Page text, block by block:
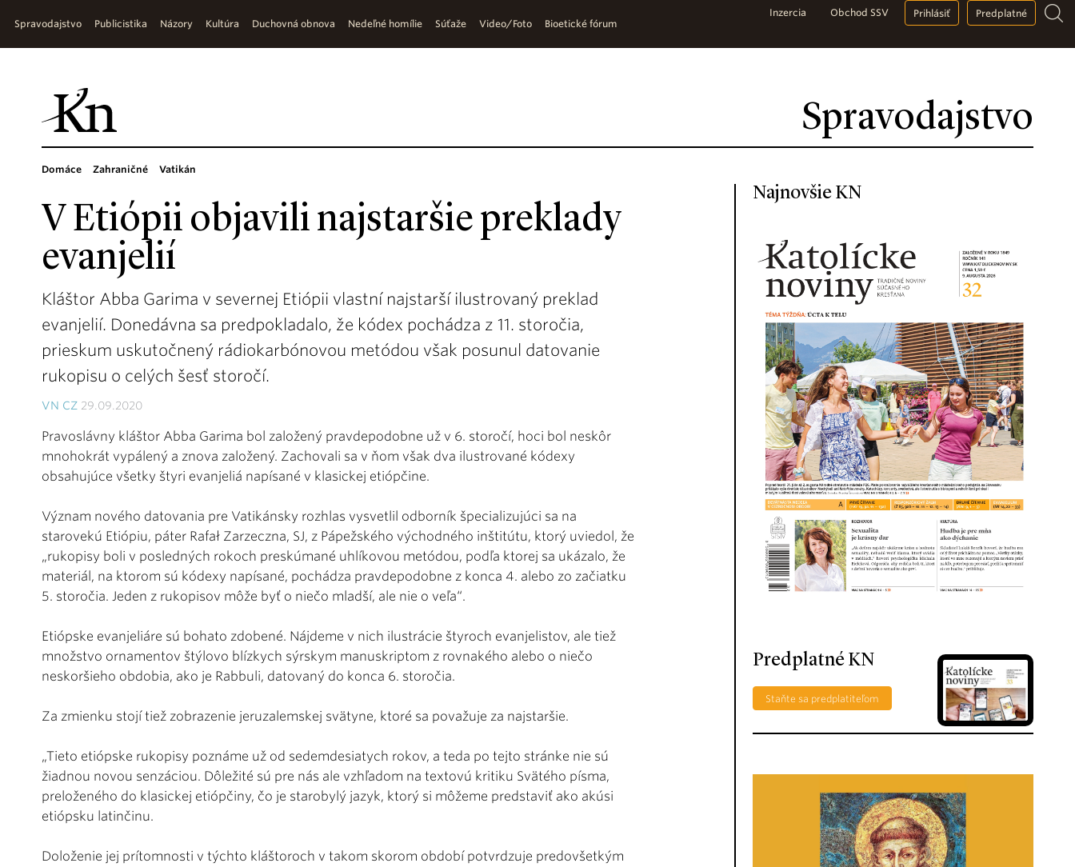
Spravodajstvo
Spravodajstvo Publicistika Názory Kultúra Duchovná obnova Nedeľné homílie Súťaže Video/Foto Bioetické fórum
Inzercia Obchod SSV Prihlásiť Predplatné
Domáce Zahraničné Vatikán
V Etiópii objavili najstaršie preklady
evanjelií
Kláštor Abba Garima v severnej Etiópii vlastní najstarší ilustrovaný preklad
evanjelií. Donedávna sa predpokladalo, že kódex pochádza z 11. storočia,
prieskum uskutočnený rádiokarbónovou metódou však posunul datovanie
rukopisu o celých šesť storočí.
VN CZ 29.09.2020
Pravoslávny kláštor Abba Garima bol založený pravdepodobne už v 6. storočí, hoci bol neskôr
mnohokrát vypálený a znova založený. Zachovali sa v ňom však dva ilustrované kódexy
obsahujúce všetky štyri evanjeliá napísané v klasickej etiópčine.
Význam nového datovania pre Vatikánsky rozhlas vysvetlil odborník špecializujúci sa na
starovekú Etiópiu, páter Rafał Zarzeczna, SJ, z Pápežského východného inštitútu, ktorý uviedol, že
„rukopisy boli v posledných rokoch preskúmané uhlíkovou metódou, podľa ktorej sa ukázalo, že
materiál, na ktorom sú kódexy napísané, pochádza pravdepodobne z konca 4. alebo zo začiatku
5. storočia. Jeden z rukopisov môže byť o niečo mladší, ale nie o veľa“.
Etiópske evanjeliáre sú bohato zdobené. Nájdeme v nich ilustrácie štyroch evanjelistov, ale tiež
množstvo ornamentov štýlovo blízkych sýrskym manuskriptom z rovnakého alebo o niečo
neskoršieho obdobia, ako je Rabbuli, datovaný do konca 6. storočia.
Za zmienku stojí tiež zobrazenie jeruzalemskej svätyne, ktoré sa považuje za najstaršie.
„Tieto etiópske rukopisy poznáme už od sedemdesiatych rokov, a teda po tejto stránke nie sú
žiadnou novou senzáciou. Dôležité sú pre nás ale vzhľadom na textovú kritiku Svätého písma,
preloženého do klasickej etiópčiny, čo je starobylý jazyk, ktorý si môžeme predstaviť ako akúsi
etiópsku latinčinu.
Doloženie jej prítomnosti v týchto kláštoroch v takom skorom období potvrdzuje predovšetkým
Najnovšie KN
Predplatné KN
Staňte sa predplatiteľom